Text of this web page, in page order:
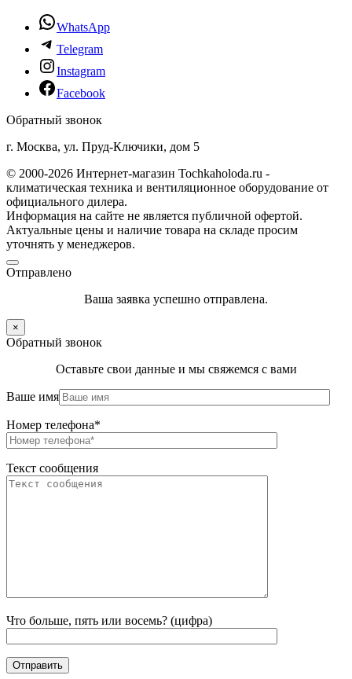
WhatsApp
Telegram
Instagram
Facebook
Обратный звонок
г. Москва, ул. Пруд-Ключики, дом 5
© 2000-2026 Интернет-магазин Tochkaholoda.ru -
климатическая техника и вентиляционное оборудование от
официального дилера.
Информация на сайте не является публичной офертой.
Актуальные цены и наличие товара на складе просим
уточнять у менеджеров.
Отправлено
Ваша заявка успешно отправлена.
×
Обратный звонок
Оставьте свои данные и мы свяжемся с вами
Ваше имя
Номер телефона*
Текст сообщения
Что больше, пять или восемь? (цифра)